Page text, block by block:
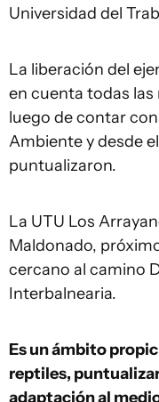
Universidad del
La liberación del
en cuenta todas
luego de contar
Ambiente y desde
puntualizaron.
La UTU Los
Maldonado,
cercano al camino
Interbalnearia.
Es un ámbito
reptiles,
adaptación al